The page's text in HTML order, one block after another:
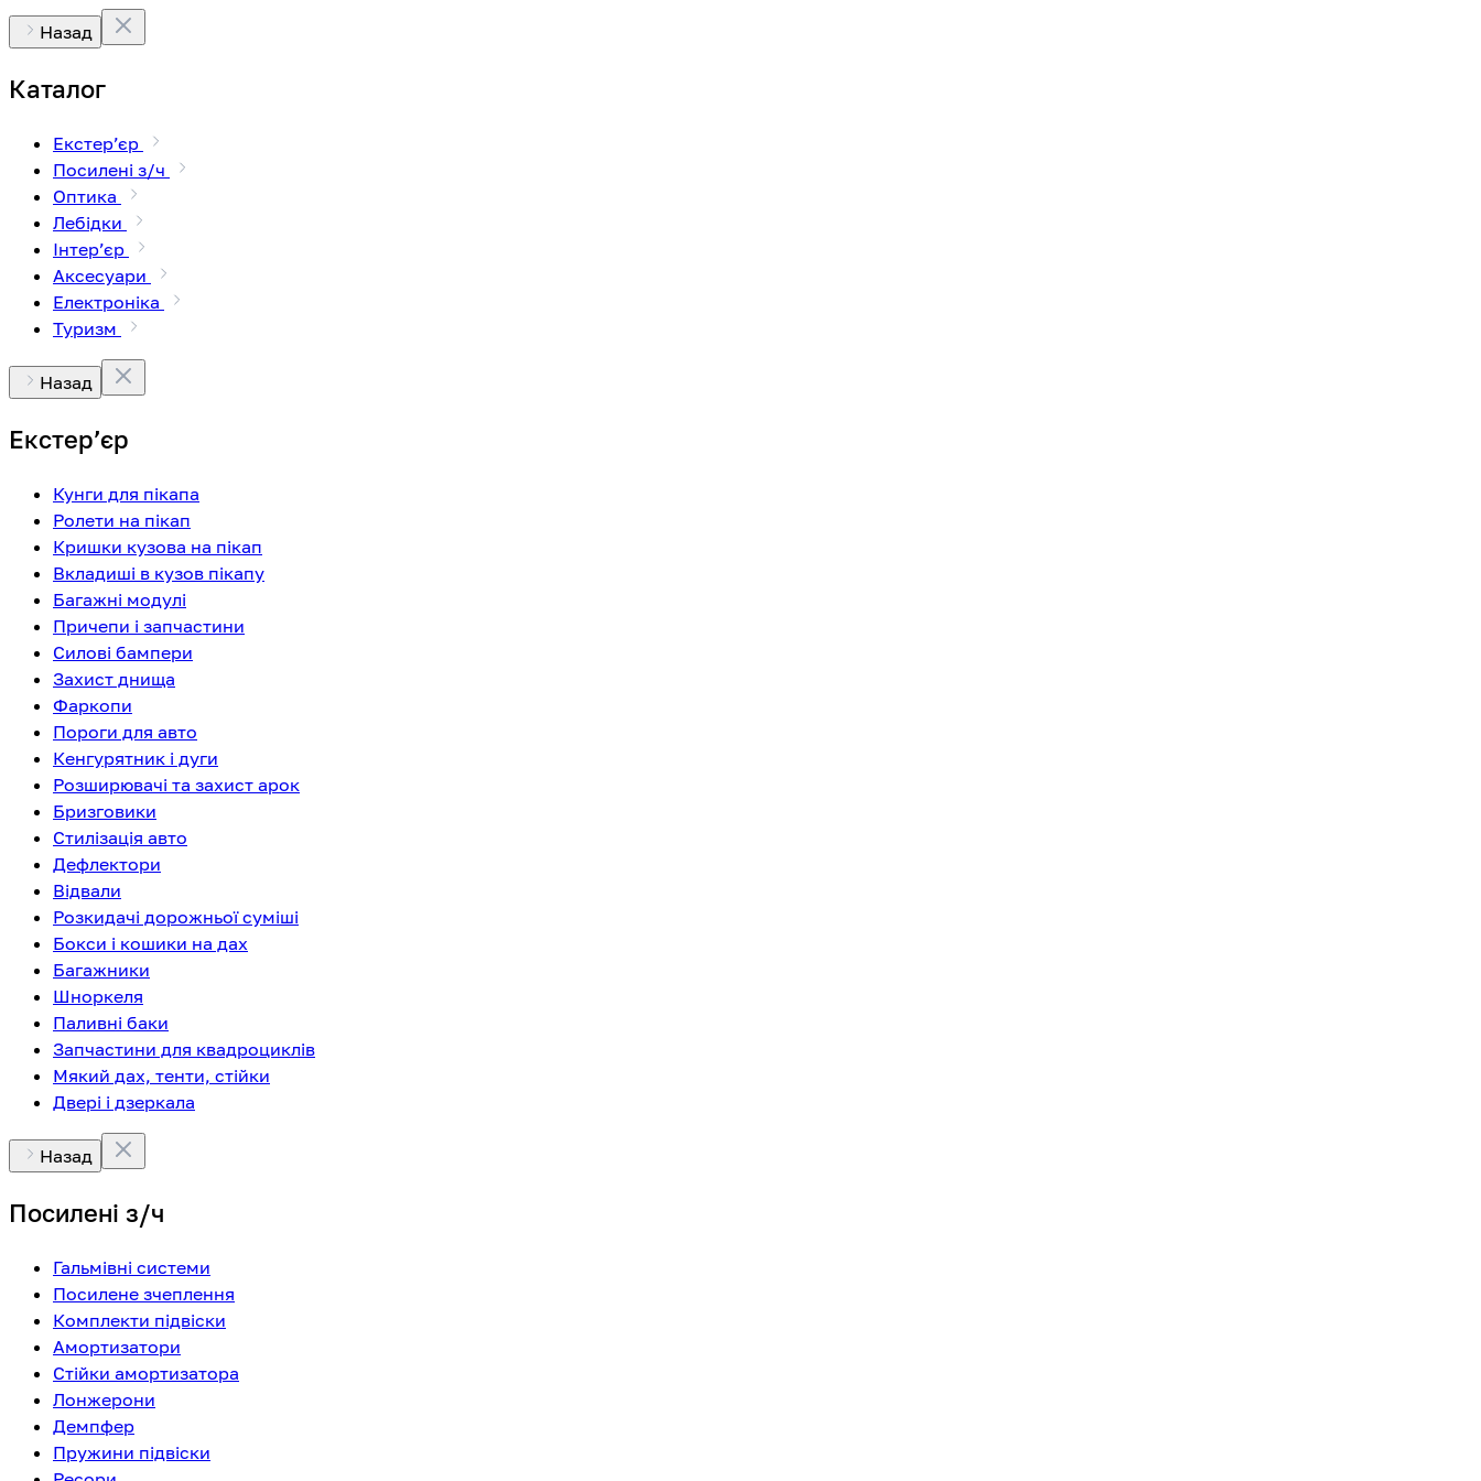
Назад
Каталог
Екстерʼєр
Посилені з/ч
Оптика
Лебідки
Інтерʼєр
Аксесуари
Електроніка
Туризм
Назад
Екстерʼєр
Кунги для пікапа
Ролети на пікап
Кришки кузова на пікап
Вкладиші в кузов пікапу
Багажні модулі
Причепи і запчастини
Силові бампери
Захист днища
Фаркопи
Пороги для авто
Кенгурятник і дуги
Розширювачі та захист арок
Бризговики
Стилізація авто
Дефлектори
Відвали
Розкидачі дорожньої суміші
Бокси і кошики на дах
Багажники
Шноркеля
Паливні баки
Запчастини для квадроциклів
Мякий дах, тенти, стійки
Двері і дзеркала
Назад
Посилені з/ч
Гальмівні системи
Посилене зчеплення
Комплекти підвіски
Амортизатори
Стійки амортизатора
Лонжерони
Демпфер
Пружини підвіски